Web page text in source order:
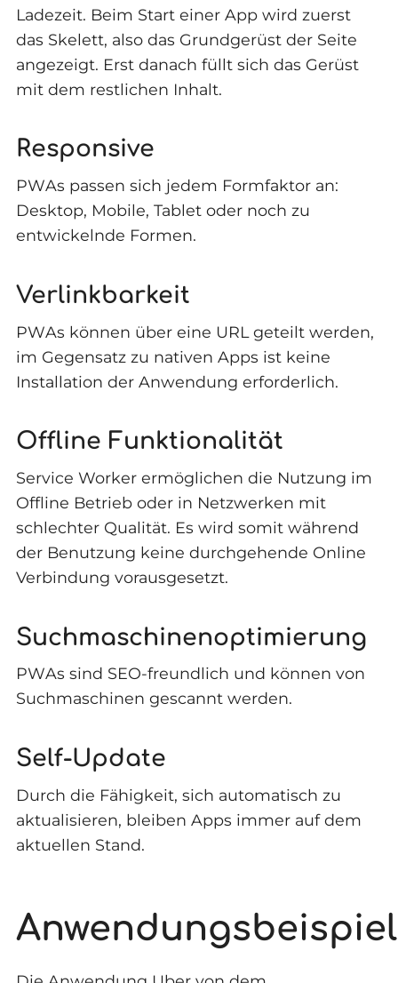
Ladezeit. Beim Start einer App wird zuerst
das Skelett, also das Grundgerüst der Seite
angezeigt. Erst danach füllt sich das Gerüst
mit dem restlichen Inhalt.
Responsive
PWAs passen sich jedem Formfaktor an:
Desktop, Mobile, Tablet oder noch zu
entwickelnde Formen.
Verlinkbarkeit
PWAs können über eine URL geteilt werden,
im Gegensatz zu nativen Apps ist keine
Installation der Anwendung erforderlich.
Offline Funktionalität
Service Worker ermöglichen die Nutzung im
Offline Betrieb oder in Netzwerken mit
schlechter Qualität. Es wird somit während
der Benutzung keine durchgehende Online
Verbindung vorausgesetzt.
Suchmaschinenoptimierung
PWAs sind SEO-freundlich und können von
Suchmaschinen gescannt werden.
Self-Update
Durch die Fähigkeit, sich automatisch zu
aktualisieren, bleiben Apps immer auf dem
aktuellen Stand.